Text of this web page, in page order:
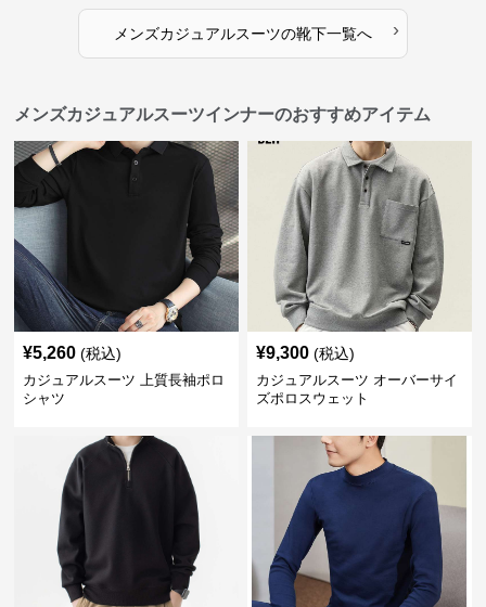
メンズカジュアルスーツの靴下一覧へ ›
メンズカジュアルスーツインナーのおすすめアイテム
¥5,260 (税込)
カジュアルスーツ 上質長袖ポロ
シャツ
¥9,300 (税込)
カジュアルスーツ オーバーサイ
ズポロスウェット